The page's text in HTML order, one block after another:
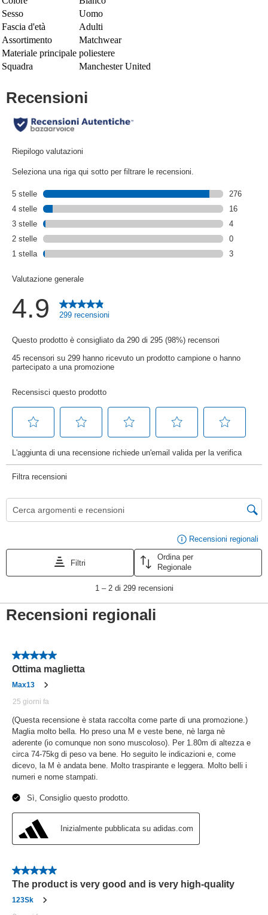
Sesso
Uomo
Fascia d'età
Adulti
Assortimento
Matchwear
Materiale principale poliestere
Squadra
Manchester United